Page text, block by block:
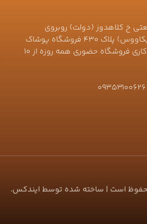
خ کلاهدوز (دولت) روبروی
خیابان نعمتی (کیکاووس) پلاک ۴۳۰ فروشگاه پوشاک
جلیلوند 🕛ساعت کاری فروشگاه حضوری همه روزه از ۱۰
09353100626
است | ساخته شده توسط ایندکس.